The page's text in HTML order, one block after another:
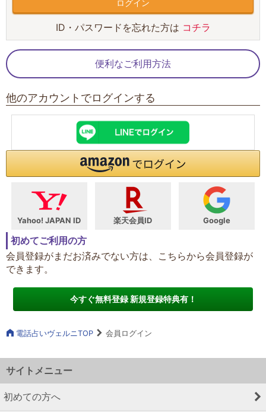
ID・パスワードを忘れた方は コチラ
便利なご利用方法
他のアカウントでログインする
Yahoo! JAPAN ID 楽天会員ID Google
初めてご利用の方
会員登録がまだお済みでない方は、こちらから会員登録が
できます。
今すぐ無料登録 新規登録特典有！
電話占いヴェルニTOP 会員ログイン
サイトメニュー
初めての方へ